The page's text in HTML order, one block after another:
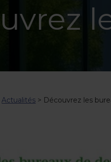
Actualités > Découvrez les